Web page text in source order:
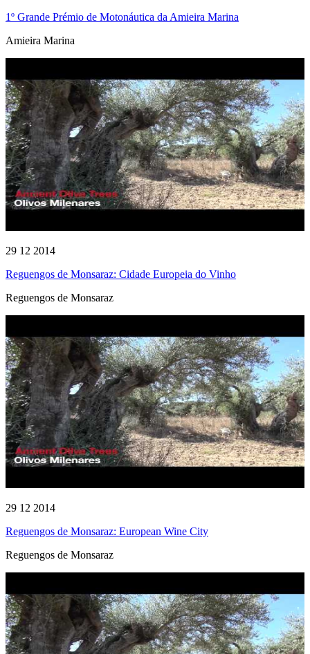
1º Grande Prémio de Motonáutica da Amieira Marina
Amieira Marina
29 12 2014
Reguengos de Monsaraz: Cidade Europeia do Vinho
Reguengos de Monsaraz
29 12 2014
Reguengos de Monsaraz: European Wine City
Reguengos de Monsaraz